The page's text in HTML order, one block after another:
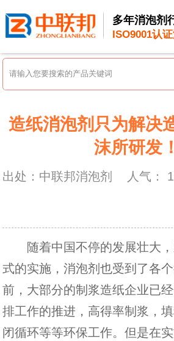
多年消泡剂
ISO9001认
造纸消泡剂只为解决
沫所研发！
出处：中联邦消泡剂 人气：
随着中国不停的发展壮大，
式的实施，消泡剂也受到了各
前，大部分的制浆造纸企业已
排工作的推进，高得率制浆，
闭循环等等环保工作。但是在